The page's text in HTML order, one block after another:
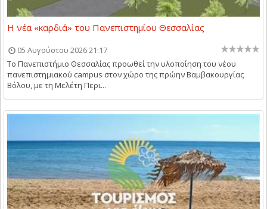
Η νέα «καρδιά» του Πανεπιστημίου Θεσσαλίας
05 Αυγούστου 2026 21:17
Το Πανεπιστήμιο Θεσσαλίας προωθεί την υλοποίηση του νέου
πανεπιστημιακού campus στον χώρο της πρώην Βαμβακουργίας
Βόλου, με τη Μελέτη Περι...